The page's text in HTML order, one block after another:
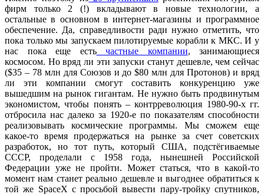
фирм только 2 (!) вкладывают в новые технологии, а
остальные в основном в интернет-магазины и программное
обеспечение. Да, справедливости ради нужно отметить, что
пока только мы запускаем пилотируемые корабли к МКС. И у
нас пока еще есть
частные компании, занимающиеся
космосом. Но вряд ли эти запуски станут дешевле, чем сейчас
($35 – 78 млн для Союзов и до $80 млн для Протонов) и вряд
ли эти компании смогут составить конкуренцию уже
вышедшим на рынок гигантам. Не нужно быть продвинутым
экономистом, чтобы понять – контрреволюция 1980-90-х гг.
отбросила нас далеко за 1920-е по показателям способности
реализовывать космические программы. Мы сможем еще
какое-то время продержаться на рынке за счет советских
разработок, но тот путь, который США, подстёгиваемые
СССР, проделали с 1958 года, нынешней Российской
Федерации уже не пройти. Может статься, что в какой-то
момент нам станет реально дешевле и выгоднее обратиться к
той же SpaceX с просьбой вывести пару-тройку спутников,